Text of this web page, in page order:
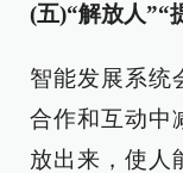
(五)“解放人”“
智能发展系统
合作和互动中
放出来，使人